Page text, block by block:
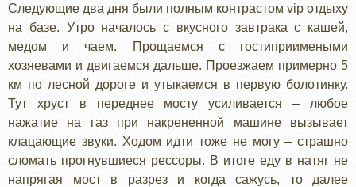
Следующие два дня были полным контрастом vip отдыху
на базе. Утро началось с вкусного завтрака с кашей,
медом и чаем. Прощаемся с гостиприимеными
хозяевами и двигаемся дальше. Проезжаем примерно 5
км по лесной дороге и утыкаемся в первую болотинку.
Тут хруст в переднее мосту усиливается – любое
нажатие на газ при накрененной машине вызывает
клацающие звуки. Ходом идти тоже не могу – страшно
сломать прогнувшиеся рессоры. В итоге еду в натяг не
напрягая мост в разрез и когда сажусь, то далее